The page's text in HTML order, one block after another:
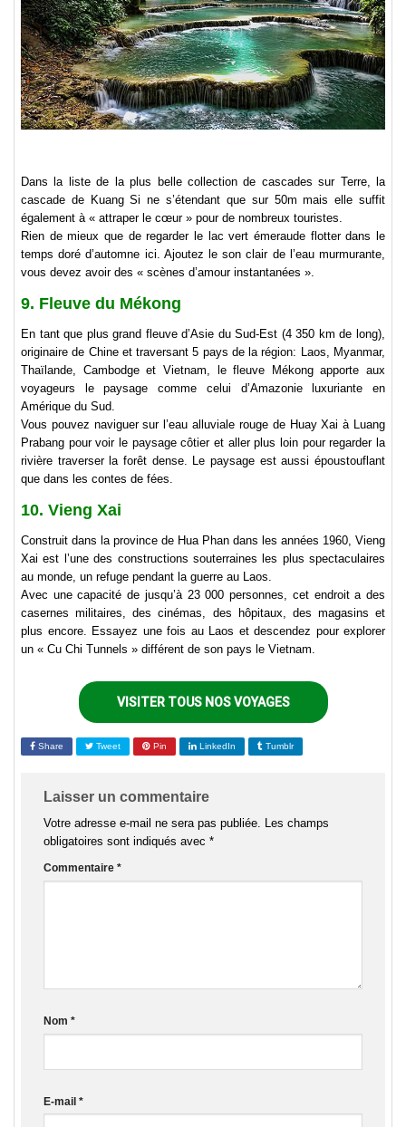
Dans la liste de la plus belle collection de cascades sur Terre, la
cascade de Kuang Si ne s’étendant que sur 50m mais elle suffit
également à « attraper le cœur » pour de nombreux touristes.
Rien de mieux que de regarder le lac vert émeraude flotter dans le
temps doré d’automne ici. Ajoutez le son clair de l’eau murmurante,
vous devez avoir des « scènes d’amour instantanées ».
9. Fleuve du Mékong
En tant que plus grand fleuve d’Asie du Sud-Est (4 350 km de long),
originaire de Chine et traversant 5 pays de la région: Laos, Myanmar,
Thaïlande, Cambodge et Vietnam, le fleuve Mékong apporte aux
voyageurs le paysage comme celui d’Amazonie luxuriante en
Amérique du Sud.
Vous pouvez naviguer sur l’eau alluviale rouge de Huay Xai à Luang
Prabang pour voir le paysage côtier et aller plus loin pour regarder la
rivière traverser la forêt dense. Le paysage est aussi époustouflant
que dans les contes de fées.
10. Vieng Xai
Construit dans la province de Hua Phan dans les années 1960, Vieng
Xai est l’une des constructions souterraines les plus spectaculaires
au monde, un refuge pendant la guerre au Laos.
Avec une capacité de jusqu’à 23 000 personnes, cet endroit a des
casernes militaires, des cinémas, des hôpitaux, des magasins et
plus encore. Essayez une fois au Laos et descendez pour explorer
un « Cu Chi Tunnels » différent de son pays le Vietnam.
VISITER TOUS NOS VOYAGES
Share Tweet Pin LinkedIn Tumblr
Laisser un commentaire
Votre adresse e-mail ne sera pas publiée. Les champs
obligatoires sont indiqués avec *
Commentaire *
Nom *
E-mail *